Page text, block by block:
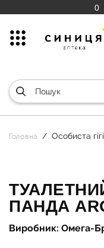
0
Головна Особиста
ПАНДА
Виробник: Омега-